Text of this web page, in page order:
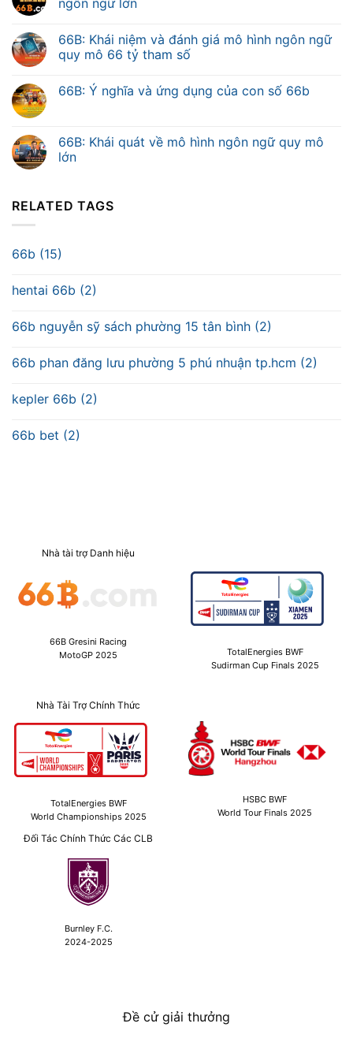
66B: Khái niệm và đánh giá mô hình ngôn ngữ
quy mô 66 tỷ tham số
66B: Ý nghĩa và ứng dụng của con số 66b
66B: Khái quát về mô hình ngôn ngữ quy mô
lớn
RELATED TAGS
66b (15)
hentai 66b (2)
66b nguyễn sỹ sách phường 15 tân bình (2)
66b phan đăng lưu phường 5 phú nhuận tp.hcm (2)
kepler 66b (2)
66b bet (2)
Nhà tài trợ Danh hiệu
66B Gresini Racing
MotoGP 2025
TotalEnergies BWF
Sudirman Cup Finals 2025
Nhà Tài Trợ Chính Thức
TotalEnergies BWF
World Championships 2025
HSBC BWF
World Tour Finals 2025
Đối Tác Chính Thức Các CLB
Burnley F.C.
2024-2025
Đề cử giải thưởng